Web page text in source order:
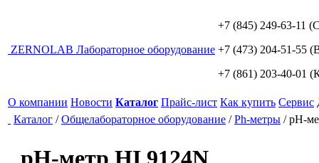
ZERNOLAB Лабораторное оборудование
+7 (845) 249-63-11
+7 (473) 204-51-55
+7 (861) 203-40-01
О компании Новости Каталог Прайс-лист Как купить Сервис
Каталог /Общелабораторное оборудование /Ph-метры /рН-